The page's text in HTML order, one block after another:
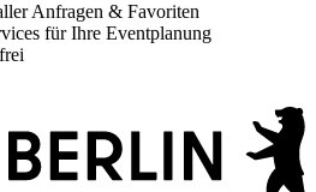
Anfragen & Favoriten
für Ihre Eventplanung